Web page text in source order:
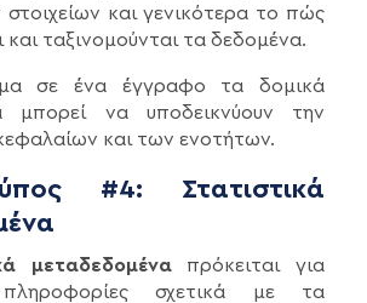
και γενικότερα το πώς
ταξινομούνται τα δεδομένα.
σε ένα έγγραφο τα δομικά
μπορεί να υποδεικνύουν την
και των ενοτήτων.
#4: Στατιστικά
μεταδεδομέναπρόκειται για
πληροφορίες σχετικά με τα